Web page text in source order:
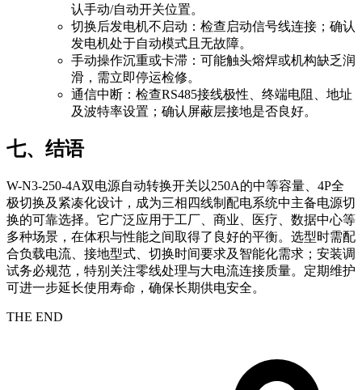
认手动/自动开关位置。
切换后发电机不启动：检查启动信号线连接；确认
发电机处于自动模式且无故障。
手动操作沉重或卡滞：可能触头熔焊或机构缺乏润
滑，需立即停运检修。
通信中断：检查RS485接线极性、终端电阻、地址
及波特率设置；确认屏蔽层接地是否良好。
七、结语
W-N3-250-4A双电源自动转换开关以250A的中等容量、4P全
极切换及紧凑化设计，成为三相四线制配电系统中主备电源切
换的可靠选择。它广泛应用于工厂、商业、医疗、数据中心等
多种场景，在体积与性能之间取得了良好的平衡。选型时需配
合负载电流、接地型式、切换时间要求及智能化需求；安装调
试务必规范，特别关注零线处理与大电流连接质量。定期维护
可进一步延长使用寿命，确保长期供电安全。
THE END